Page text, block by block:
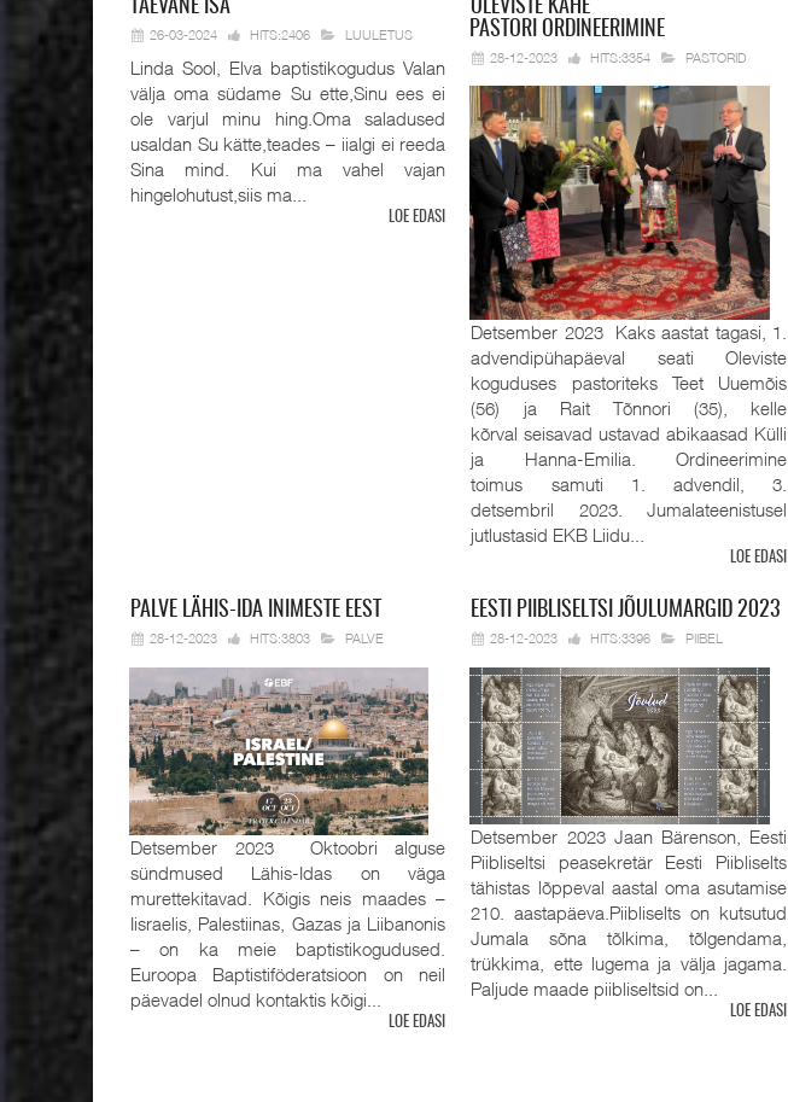
TAEVANE ISA
26-03-2024 HITS:2406 LUULETUS
Linda Sool, Elva baptistikogudus Valan
välja oma südame Su ette,Sinu ees ei
ole varjul minu hing.Oma saladused
usaldan Su kätte,teades – iialgi ei reeda
Sina mind. Kui ma vahel vajan
hingelohutust,siis ma...
LOE EDASI
OLEVISTE KAHE
PASTORI ORDINEERIMINE
28-12-2023 HITS:3354 PASTORID
Detsember 2023 Kaks aastat tagasi, 1.
advendipühapäeval seati Oleviste
koguduses pastoriteks Teet Uuemõis
(56) ja Rait Tõnnori (35), kelle
kõrval seisavad ustavad abikaasad Külli
ja Hanna-Emilia. Ordineerimine
toimus samuti 1. advendil, 3.
detsembril 2023. Jumalateenistusel
jutlustasid EKB Liidu...
LOE EDASI
PALVE LÄHIS-IDA INIMESTE EEST
28-12-2023 HITS:3803 PALVE
Detsember 2023 Oktoobri alguse
sündmused Lähis-Idas on väga
murettekitavad. Kõigis neis maades –
Iisraelis, Palestiinas, Gazas ja Liibanonis
– on ka meie baptistikogudused.
Euroopa Baptistiföderatsioon on neil
päevadel olnud kontaktis kõigi...
LOE EDASI
EESTI PIIBLISELTSI JÕULUMARGID 2023
28-12-2023 HITS:3396 PIIBEL
Detsember 2023 Jaan Bärenson, Eesti
Piibliseltsi peasekretär Eesti Piibliselts
tähistas lõppeval aastal oma asutamise
210. aastapäeva.Piibliselts on kutsutud
Jumala sõna tõlkima, tõlgendama,
trükkima, ette lugema ja välja jagama.
Paljude maade piibliseltsid on...
LOE EDASI